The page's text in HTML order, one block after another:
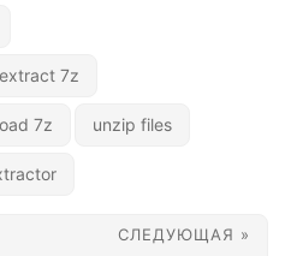
extract 7z
7z unzip files
СЛЕДУЮЩАЯ »